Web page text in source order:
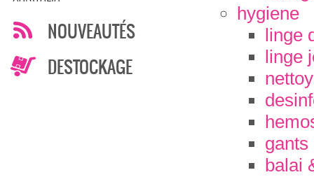
NOUVEAUTÉS
DESTOCKAGE
hygiene
linge
linge
gants
balai